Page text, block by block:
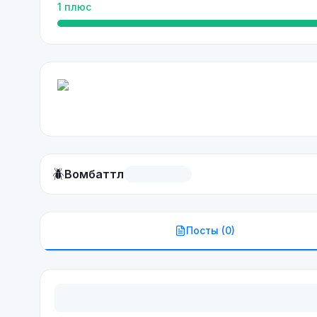
1 плюс
🪲Вомбаттл
Посты (0)